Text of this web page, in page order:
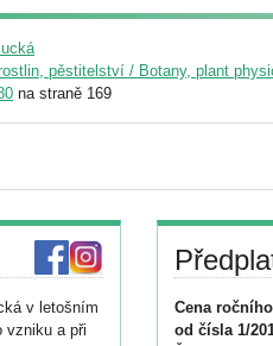
pěstitelství / Botany, plant
na straně 169
v letošním
vzniku a při
Cena
od čísla 1/